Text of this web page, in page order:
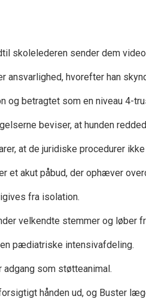
skolelederen sender dem
hvorefter han
og betragtet som en niveau 4-
beviser, at hunden
at de juridiske procedurer
et akut påbud, der ophæver
fra isolation.
velkendte stemmer og løber
pædiatriske intensivafdeling.
som støtteanimal.
hånden ud, og Buster